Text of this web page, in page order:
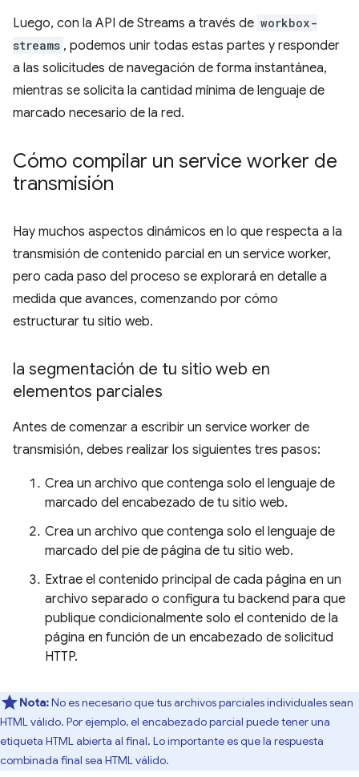
Luego, con la API de Streams a través de workbox-
streams , podemos unir todas estas partes y responder
a las solicitudes de navegación de forma instantánea,
mientras se solicita la cantidad mínima de lenguaje de
marcado necesario de la red.
Cómo compilar un service worker de
transmisión
Hay muchos aspectos dinámicos en lo que respecta a la
transmisión de contenido parcial en un service worker,
pero cada paso del proceso se explorará en detalle a
medida que avances, comenzando por cómo
estructurar tu sitio web.
la segmentación de tu sitio web en
elementos parciales
Antes de comenzar a escribir un service worker de
transmisión, debes realizar los siguientes tres pasos:
Crea un archivo que contenga solo el lenguaje de
marcado del encabezado de tu sitio web.
Crea un archivo que contenga solo el lenguaje de
marcado del pie de página de tu sitio web.
Extrae el contenido principal de cada página en un
archivo separado o configura tu backend para que
publique condicionalmente solo el contenido de la
página en función de un encabezado de solicitud
HTTP.
Nota:No es necesario que tus archivos parciales individuales sean
HTML válido. Por ejemplo, el encabezado parcial puede tener una
etiqueta HTML abierta al final. Lo importante es que la respuesta
combinada final sea HTML válido.